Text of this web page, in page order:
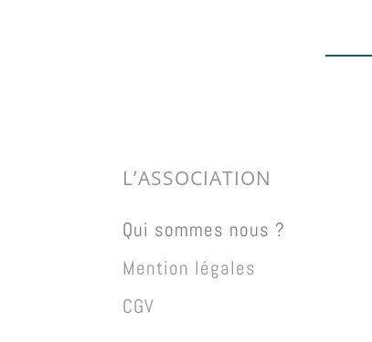
L’ASSOCIATION
Qui sommes nous ?
Mention légales
CGV